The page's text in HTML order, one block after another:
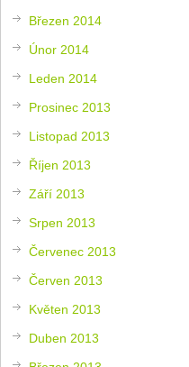
Březen 2014
Únor 2014
Leden 2014
Prosinec 2013
Listopad 2013
Říjen 2013
Září 2013
Srpen 2013
Červenec 2013
Červen 2013
Květen 2013
Duben 2013